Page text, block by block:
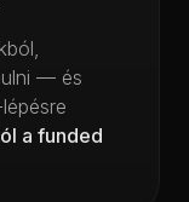
— és
a funded